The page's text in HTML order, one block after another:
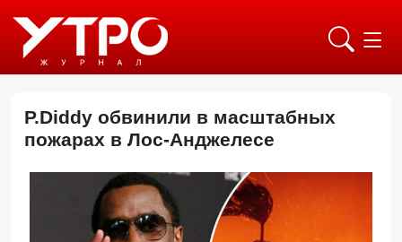
P.Diddy обвинили в масштабных
пожарах в Лос-Анджелесе